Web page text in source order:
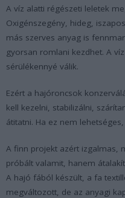
A víz alatti régészeti leletek
Oxigénszegény, hideg,
más szerves anyag is
gyorsan romlani kezdhet. A
sérülékennyé válik.
Ezért a hajóroncsok
kell kezelni, stabilizálni,
átitatni. Ha ez nem
A finn projekt azért izgalmas,
próbált valamit, hanem
A hajó fából készült, a fa
megváltozott, de az anyagi